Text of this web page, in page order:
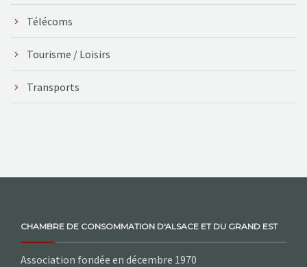
Télécoms
Tourisme / Loisirs
Transports
CHAMBRE DE CONSOMMATION D'ALSACE ET DU GRAND EST
Association fondée en décembre 1970